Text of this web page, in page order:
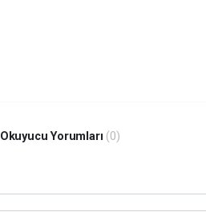
Okuyucu Yorumları (0)